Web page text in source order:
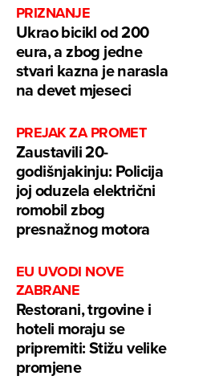
PRIZNANJE
Ukrao bicikl od 200
eura, a zbog jedne
stvari kazna je narasla
na devet mjeseci
PREJAK ZA PROMET
Zaustavili 20-
godišnjakinju: Policija
joj oduzela električni
romobil zbog
presnažnog motora
EU UVODI NOVE
ZABRANE
Restorani, trgovine i
hoteli moraju se
pripremiti: Stižu velike
promjene